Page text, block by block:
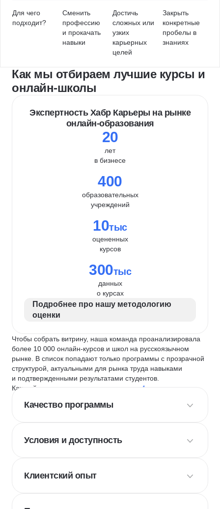
Для чего
подходит?
Сменить
профессию
и прокачать
навыки
Достичь
сложных или
узких
карьерных
целей
Закрыть
конкретные
пробелы в
знаниях
Как мы отбираем лучшие курсы и
онлайн-школы
Экспертность Хабр Карьеры на рынке
онлайн-образования
20
лет
в бизнесе
400
образовательных
учреждений
10тыс
оцененных
курсов
300тыс
данных
о курсах
Подробнее про нашу методологию
оценки
Чтобы собрать витрину, наша команда проанализировала
более 10 000 онлайн-курсов и школ на русскоязычном
рынке. В список попадают только программы с прозрачной
структурой, актуальными для рынка труда навыками
и подтвержденными результатами студентов.
Каждый курс и школу мы оцениваем по
4 критериям
Качество программы
Условия и доступность
Клиентский опыт